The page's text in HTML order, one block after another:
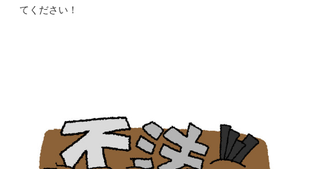
てください！